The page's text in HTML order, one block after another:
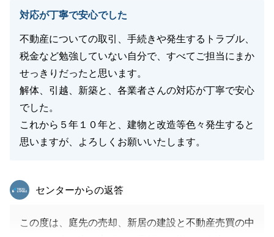
対応が丁寧で安心でした
不動産についての取引、手続きや発生するトラブル、
税金など勉強していない自分で、すべてご担当にまか
せっきりだったと思います。
解体、引越、新築と、各業者さんの対応が丁寧で安心
でした。
これから５年１０年と、建物と改造等色々発生すると
思いますが、よろしくお願いいたします。
東急リバブル
センターからの返答
この度は、庭先の売却、新居の建設と不動産売買の中